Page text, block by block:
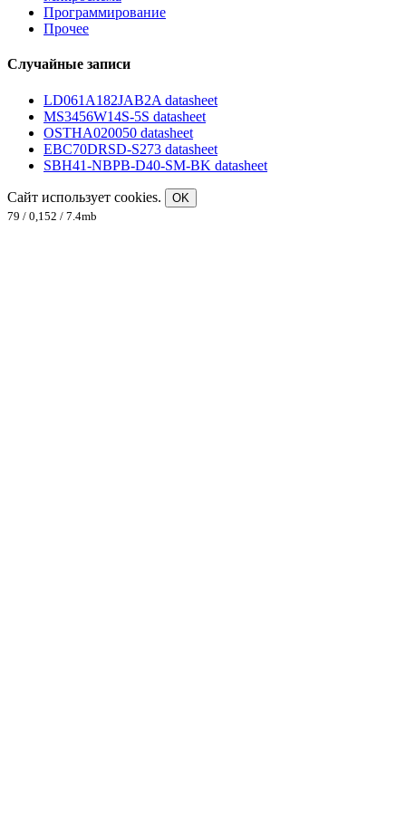
Программирование
Прочее
Случайные записи
LD061A182JAB2A datasheet
MS3456W14S-5S datasheet
OSTHA020050 datasheet
EBC70DRSD-S273 datasheet
SBH41-NBPB-D40-SM-BK datasheet
Сайт использует cookies.
OK
79 / 0,152 / 7.4mb